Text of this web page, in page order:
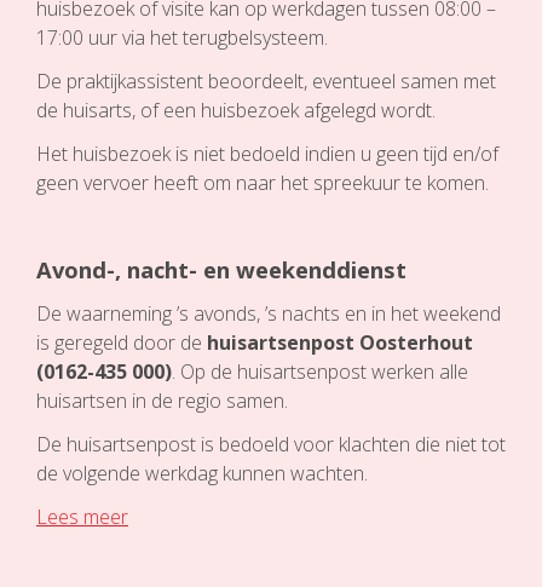
huisbezoek of visite kan op werkdagen tussen 08:00 –
17:00 uur via het terugbelsysteem.
De praktijkassistent beoordeelt, eventueel samen met
de huisarts, of een huisbezoek afgelegd wordt.
Het huisbezoek is niet bedoeld indien u geen tijd en/of
geen vervoer heeft om naar het spreekuur te komen.
Avond-, nacht- en weekenddienst
De waarneming ’s avonds, ’s nachts en in het weekend
is geregeld door de huisartsenpost Oosterhout
(0162-435 000). Op de huisartsenpost werken alle
huisartsen in de regio samen.
De huisartsenpost is bedoeld voor klachten die niet tot
de volgende werkdag kunnen wachten.
Lees meer